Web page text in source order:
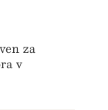
za
v